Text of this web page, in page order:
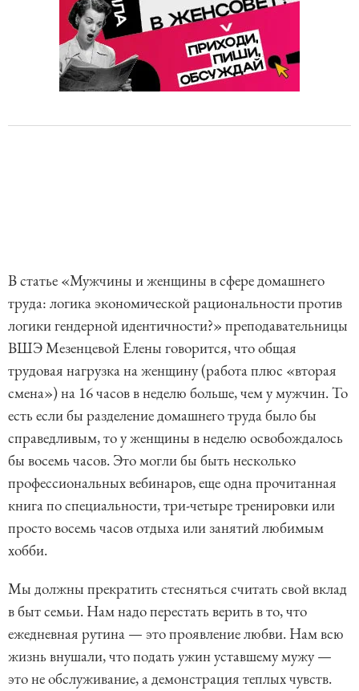
В статье «Мужчины и женщины в сфере домашнего
труда: логика экономической рациональности против
логики гендерной идентичности?» преподавательницы
ВШЭ Мезенцевой Елены говорится, что общая
трудовая нагрузка на женщину (работа плюс «вторая
смена») на 16 часов в неделю больше, чем у мужчин. То
есть если бы разделение домашнего труда было бы
справедливым, то у женщины в неделю освобождалось
бы восемь часов. Это могли бы быть несколько
профессиональных вебинаров, еще одна прочитанная
книга по специальности, три-четыре тренировки или
просто восемь часов отдыха или занятий любимым
хобби.
Мы должны прекратить стесняться считать свой вклад
в быт семьи. Нам надо перестать верить в то, что
ежедневная рутина — это проявление любви. Нам всю
жизнь внушали, что подать ужин уставшему мужу —
это не обслуживание, а демонстрация теплых чувств.